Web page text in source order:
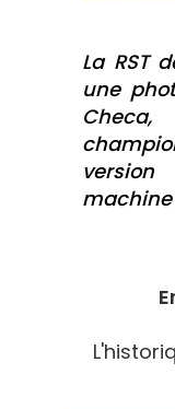
La RST
une
machine